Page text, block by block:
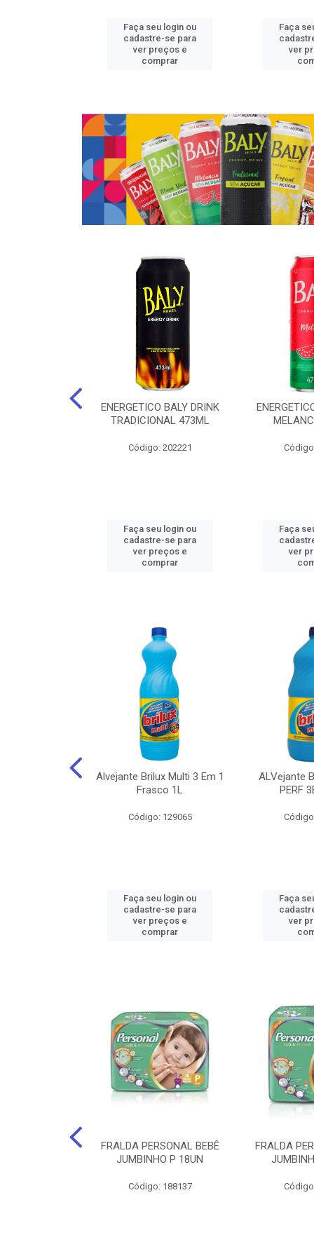
Faça seu login ou
cadastre-se para
ver preços e
comprar
Faça
ver
ENERGETICO BALY DRINK
TRADICIONAL 473ML
Código: 202221
Faça seu login ou
cadastre-se para
ver preços e
comprar
Faça
ver
Alvejante Brilux Multi 3 Em 1
Frasco 1L
Código: 129065
Faça seu login ou
cadastre-se para
ver preços e
comprar
ALVejante
PERF
Faça
ver
FRALDA PERSONAL BEBÊ
JUMBINHO P 18UN
Código: 188137
FRALDA